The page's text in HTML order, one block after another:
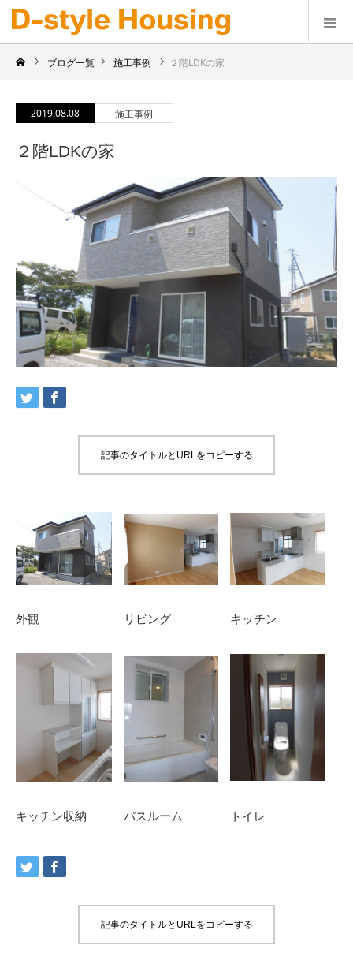
ブログ一覧 施工事例 ２階LDKの家
2019.08.08 施工事例
２階LDKの家
記事のタイトルとURLをコピーする
外観 リビング キッチン
キッチン収納 バスルーム トイレ
記事のタイトルとURLをコピーする